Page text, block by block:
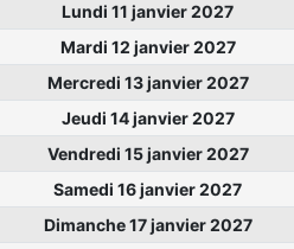
Lundi 11 janvier 2027
Mardi 12 janvier 2027
Mercredi 13 janvier 2027
Jeudi 14 janvier 2027
Vendredi 15 janvier 2027
Samedi 16 janvier 2027
Dimanche 17 janvier 2027